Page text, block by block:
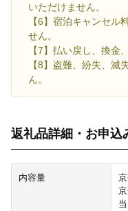
いただけません。
【6】宿泊キャンセル
せん。
【7】払い戻し、換金
【8】盗難、紛失、滅
ん。
返礼品詳細・お申込
内容量